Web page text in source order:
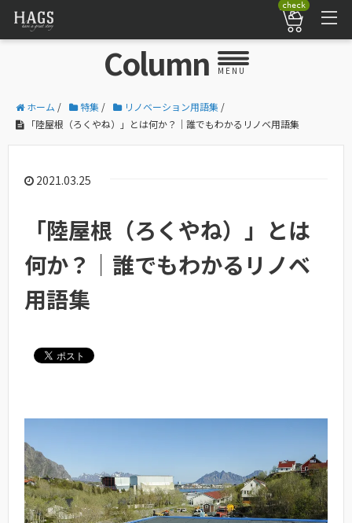
check
Column MENU
ホーム / 特集 / リノベーション用語集 /
「陸屋根（ろくやね）」とは何か？｜誰でもわかるリノベ用語集
2021.03.25
「陸屋根（ろくやね）」とは
何か？｜誰でもわかるリノベ
用語集